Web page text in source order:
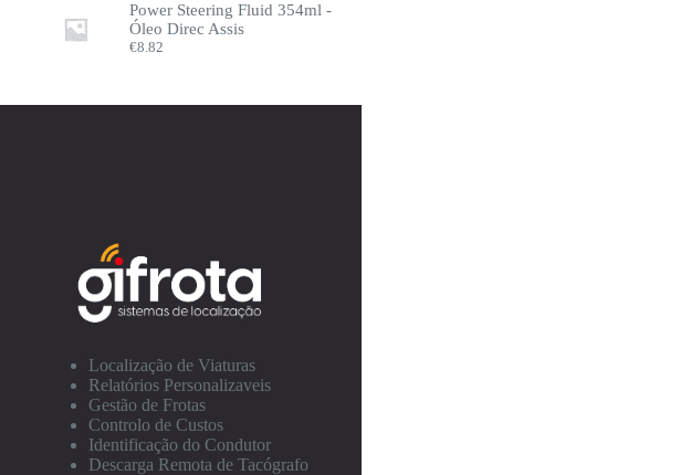
Power Steering Fluid 354ml -
Óleo Direc Assis
€8.82
Localização de Viaturas
Relatórios Personalizaveis
Gestão de Frotas
Controlo de Custos
Identificação do Condutor
Descarga Remota de Tacógrafo